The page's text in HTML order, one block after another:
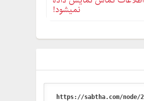
نمیشود!